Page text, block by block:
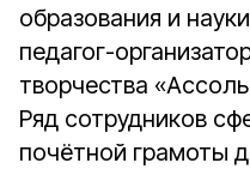
образования и
педагог-
творчества
Ряд сотрудников
почётной грамоты